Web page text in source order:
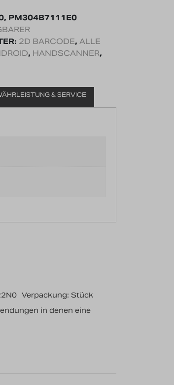
PM304B7111E0
2D BARCODE, ALLE
, HANDSCANNER,
& SERVICE
Verpackung: Stück
in denen eine